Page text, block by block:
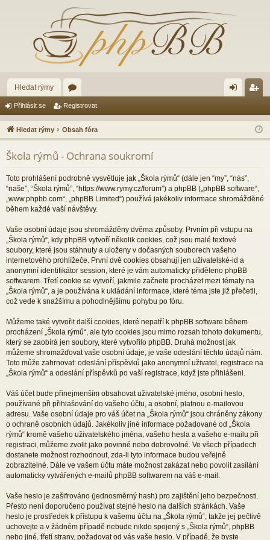
Hledat rýmy
ór
a lá
sit
ist
ro
Přihlásit se Registrovat
Hledat rýmy Obsah fóra
Škola rýmů - Ochrana soukromí
Toto prohlášení podrobně vysvětluje jak „Škola rýmů“ (dále jen “my”, “nás”,
“naše”, “Škola rýmů”, “https://www.rymy.cz/forum”) a phpBB („phpBB software“,
„www.phpbb.com“, „phpBB Limited“) používá jakékoliv informace shromážděné
během každé vaší návštěvy.
Vaše osobní údaje jsou shromážděny dvěma způsoby. Prvním při vstupu na
„Škola rýmů“, kdy phpBB vytvoří několik cookies, což jsou malé textové
soubory, které jsou stáhnuty a uloženy v dočasných souborech vašeho
internetového prohlížeče. První dvě cookies obsahují jen uživatelské-id a
anonymní identifikátor session, které je vám automaticky přiděleno phpBB
softwarem. Třetí cookie se vytvoří, jakmile začnete procházet mezi tématy na
„Škola rýmů“, a je používána k ukládání informace, které téma jste již přečetli,
což vede k snažšímu a pohodlnějšímu pohybu po fóru.
Můžeme také vytvořit další cookies, které nepatří k phpBB software během
procházení „Škola rýmů“, ale tyto cookies jsou mimo rozsah tohoto dokumentu,
který se zaobírá jen soubory, které vytvořilo phpBB. Druhá možnost jak
můžeme shromažďovat vaše osobní údaje, je vaše odeslání těchto údajů nám.
Toto může zahrnovat: odeslání příspěvků jako anonymní uživatel, registrace na
„Škola rýmů“ a odeslání příspěvků po vaší registrace, když jste přihlášeni.
Váš účet bude přinejmenším obsahovat uživatelské jméno, osobní heslo,
používané při přihlašování do vašeho účtu, a osobní, platnou e-mailovou
adresu. Vaše osobní údaje pro váš účet na „Škola rýmů“ jsou chráněny zákony
o ochraně osobních údajů. Jakékoliv jiné informace požadované od „Škola
rýmů“ kromě vašeho uživatelského jména, vašeho hesla a vašeho e-mailu při
registraci, můžeme zvolit jako povinné nebo dobrovolné. Ve všech případech
dostanete možnost rozhodnout, zda-li tyto informace budou veřejně
zobrazitelné. Dále ve vašem účtu máte možnost zakázat nebo povolit zasílání
automaticky vytvářených e-mailů phpBB softwarem na váš e-mail.
Vaše heslo je zašifrováno (jednosměrný hash) pro zajištění jeho bezpečnosti.
Přesto není doporučeno používat stejné heslo na dalších stránkách. Vaše
heslo je prostředek k přístupu k vašemu účtu na „Škola rýmů“, takže jej pečlivě
uchovejte a v žádném případě nebude nikdo spojený s „Škola rýmů“, phpBB
nebo jiné, třetí strany, požadovat od vás vaše heslo. V případě, že byste